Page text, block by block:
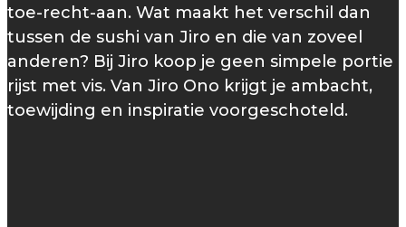
toe-recht-aan. Wat maakt het verschil dan
tussen de sushi van Jiro en die van zoveel
anderen? Bij Jiro koop je geen simpele portie
rijst met vis. Van Jiro Ono krijgt je ambacht,
toewijding en inspiratie voorgeschoteld.